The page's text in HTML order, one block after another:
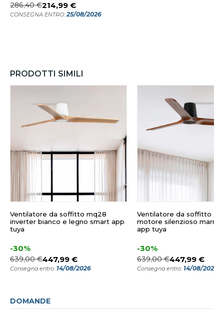
286,40 €214,99 €
CONSEGNA ENTRO:25/08/2026
PRODOTTI SIMILI
Ventilatore da soffitto mq28
inverter bianco e legno smart app
tuya
-30%
639,00 €447,99 €
Consegna entro: 14/08/2026
Ventilatore da soffitto
motore silenzioso
app tuya
-30%
639,00 €447,99 €
Consegna entro: 14/08/2026
DOMANDE